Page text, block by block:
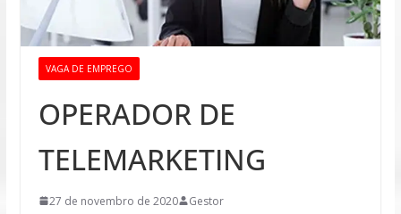
VAGA DE EMPREGO
OPERADOR DE
TELEMARKETING
27 de novembro de 2020 Gestor